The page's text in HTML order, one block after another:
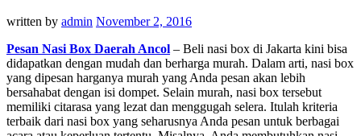
written by admin November 2, 2016
Pesan Nasi Box Daerah Ancol – Beli nasi box di Jakarta kini bisa
didapatkan dengan mudah dan berharga murah. Dalam arti, nasi box
yang dipesan harganya murah yang Anda pesan akan lebih
bersahabat dengan isi dompet. Selain murah, nasi box tersebut
memiliki citarasa yang lezat dan menggugah selera. Itulah kriteria
terbaik dari nasi box yang seharusnya Anda pesan untuk berbagai